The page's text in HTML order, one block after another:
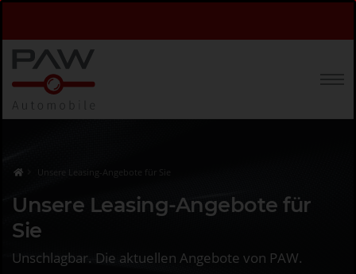
Unsere Leasing-Angebote für Sie
Unsere Leasing-Angebote für
Sie
Unschlagbar. Die aktuellen Angebote von PAW.